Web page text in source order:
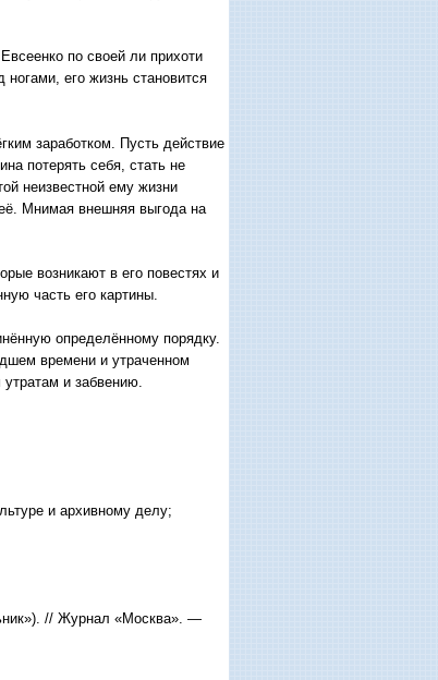
по своей ли прихоти
его жизнь становится
заработком. Пусть действие
потерять себя, стать не
неизвестной ему жизни
Мнимая внешняя выгода на
возникают в его повестях и
часть его картины.
определённому порядку.
времени и утраченном
и забвению.
и архивному делу;
// Журнал «Москва». —